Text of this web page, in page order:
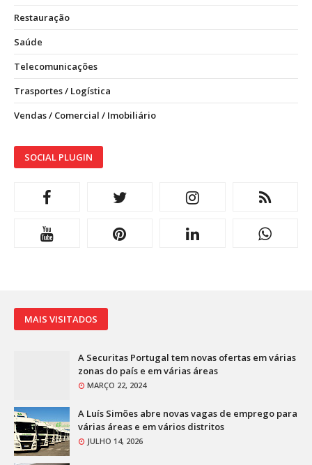
Restauração
Saúde
Telecomunicações
Trasportes / Logística
Vendas / Comercial / Imobiliário
SOCIAL PLUGIN
MAIS VISITADOS
A Securitas Portugal tem novas ofertas em várias
zonas do país e em várias áreas
MARÇO 22, 2024
A Luís Simões abre novas vagas de emprego para
várias áreas e em vários distritos
JULHO 14, 2026